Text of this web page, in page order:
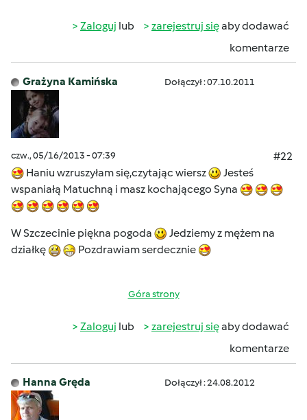
Zaloguj lub zarejestruj sięaby dodawać
komentarze
Grażyna Kamińska Dołączył : 07.10.2011
czw., 05/16/2013 - 07:39
#22
Haniu wzruszyłam się,czytając wiersz
Jesteś
wspaniałą Matuchną i masz kochającego Syna
W Szczecinie piękna pogoda
Jedziemy z mężem na
działkę
Pozdrawiam serdecznie
Góra strony
Zaloguj lub zarejestruj sięaby dodawać
komentarze
Hanna Gręda Dołączył : 24.08.2012